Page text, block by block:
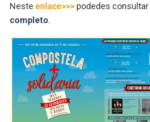
Neste enlace>>> podedes consultar
completo.